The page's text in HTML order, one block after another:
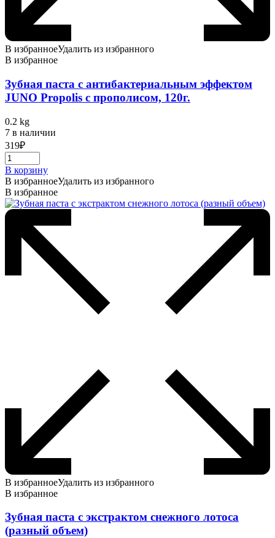
В избранноеУдалить из избранного
В избранное
Зубная паста с антибактериальным эффектом
JUNO Propolis с прополисом, 120г.
0.2 kg
7 в наличии
319₽
В корзину
В избранноеУдалить из избранного
В избранное
В избранноеУдалить из избранного
В избранное
Зубная паста с экстрактом снежного лотоса
(разный объем)